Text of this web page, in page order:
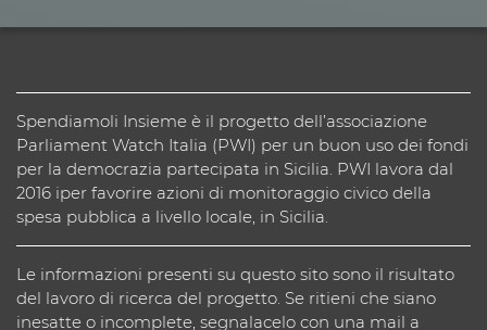
Spendiamoli Insieme è il progetto dell’associazione
Parliament Watch Italia (PWI) per un buon uso dei fondi
per la democrazia partecipata in Sicilia. PWI lavora dal
2016 iper favorire azioni di monitoraggio civico della
spesa pubblica a livello locale, in Sicilia.
Le informazioni presenti su questo sito sono il risultato
del lavoro di ricerca del progetto. Se ritieni che siano
inesatte o incomplete, segnalacelo con una mail a